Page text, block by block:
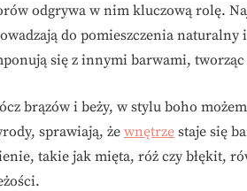
odgrywa w nim kluczową rolę.
do pomieszczenia
się z innymi barwami,
brązów i beży, w stylu boho
sprawiają, że wnętrze staje się
takie jak mięta, róż czy błękit,